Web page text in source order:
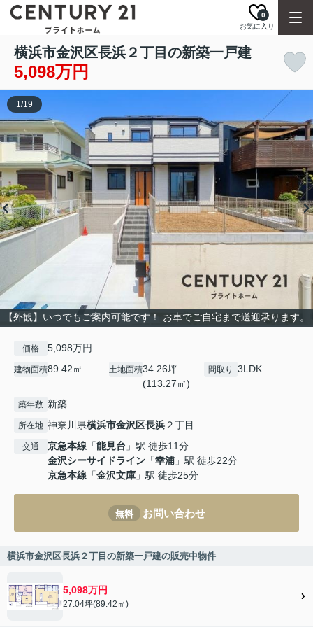
お気に入り
0
横浜市金沢区長浜２丁目の新築一戸建
5,098万円
【外観】いつでもご案内可能です！ お車でご自宅まで送迎承ります。
1/19
価格 5,098万円
建物面積89.42㎡ 土地面積34.26坪
(113.27㎡)
間取り 3LDK
築年数 新築
所在地 神奈川県横浜市金沢区長浜２丁目
交通 京急本線 「能見台 」駅 徒歩11分
金沢シーサイドライン 「幸浦 」駅 徒歩22分
京急本線 「金沢文庫 」駅 徒歩25分
無料 お問い合わせ
横浜市金沢区長浜２丁目の新築一戸建の販売中物件
5,098万円
27.04坪(89.42㎡)